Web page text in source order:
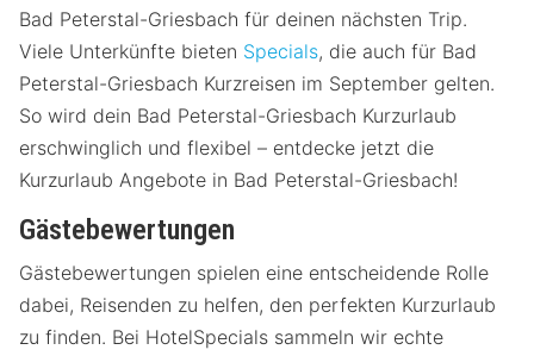
Bad Peterstal-Griesbach für deinen nächsten Trip.
Viele Unterkünfte bieten Specials, die auch für Bad
Peterstal-Griesbach Kurzreisen im September gelten.
So wird dein Bad Peterstal-Griesbach Kurzurlaub
erschwinglich und flexibel – entdecke jetzt die
Kurzurlaub Angebote in Bad Peterstal-Griesbach!
Gästebewertungen
Gästebewertungen spielen eine entscheidende Rolle
dabei, Reisenden zu helfen, den perfekten Kurzurlaub
zu finden. Bei HotelSpecials sammeln wir echte